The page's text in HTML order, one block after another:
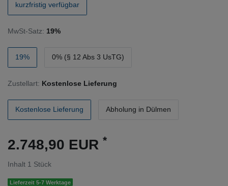
kurzfristig verfügbar
MwSt-Satz: 19%
19% 0% (§ 12 Abs 3 UsTG)
Zustellart: Kostenlose Lieferung
Kostenlose Lieferung Abholung in Dülmen
2.748,90 EUR *
Inhalt 1 Stück
Lieferzeit 5-7 Werktage